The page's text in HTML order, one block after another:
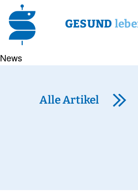
GESUND
News
Alle Artikel